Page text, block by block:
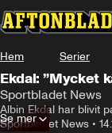
Hem Serier
Ekdal: ”Mycket
Sportbladet News
Albin Ekdal har blivit
Sportbladet News •
Se mer